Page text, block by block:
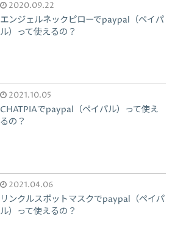
2020.09.22
エンジェルネックピローでpaypal（ペイパ
ル）って使えるの？
2021.10.05
CHATPIAでpaypal（ペイパル）って使え
るの？
2021.04.06
リンクルスポットマスクでpaypal（ペイパ
ル）って使えるの？